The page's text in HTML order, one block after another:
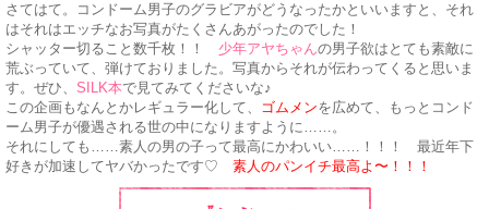
さてはて。コンドーム男子のグラビアがどうなったかといいますと、それ
はそれはエッチなお写真がたくさんあがったのでした！
シャッター切ること数千枚！！ 少年アヤちゃんの男子欲はとても素敵に
荒ぶっていて、弾けておりました。写真からそれが伝わってくると思いま
す。ぜひ、 SILK本で見てみてくださいな♪
この企画もなんとかレギュラー化して、 ゴムメンを広めて、もっとコンド
ーム男子が優遇される世の中になりますように……。
それにしても……素人の男の子って最高にかわいい……！！！ 最近年下
好きが加速してヤバかったです♡ 素人のパンイチ最高よ〜！！！